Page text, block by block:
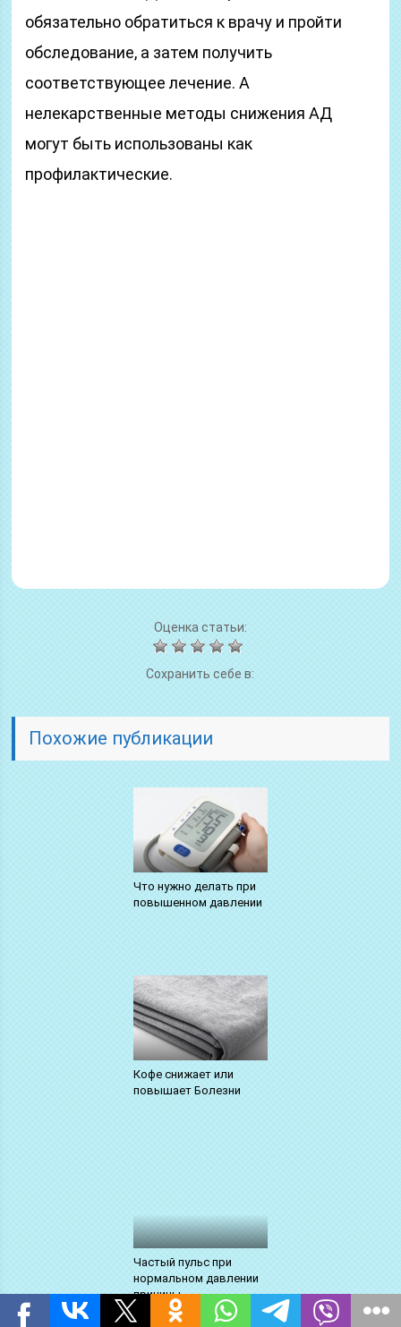
обязательно обратиться к врачу и пройти
обследование, а затем получить
соответствующее лечение. А
нелекарственные методы снижения АД
могут быть использованы как
профилактические.
Оценка статьи:
Сохранить себе в:
Похожие публикации
Что нужно делать при
повышенном давлении
Кофе снижает или
повышает Болезни
Частый пульс при
нормальном давлении
причины